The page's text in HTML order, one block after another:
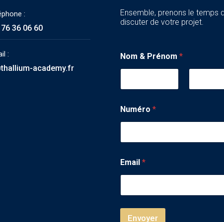
:
36 06 60
:
academy.fr
Ensemble, prenons le temps
discuter de votre projet.
Nom & Prénom *
Numéro *
Email *
Envoyer